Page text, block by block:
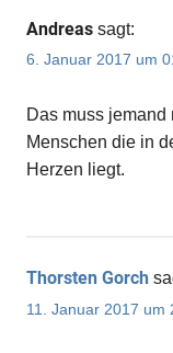
Andreas sagt:
6. Januar 2017 um
Das muss
Menschen die in
Herzen liegt.
Thorsten Gorch
11. Januar 2017 um